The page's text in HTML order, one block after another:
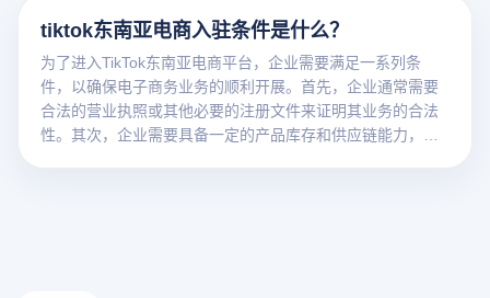
东南亚地区的物流和支付订单。
tiktok东南亚电商入驻条件是什么？
为了进入TikTok东南亚电商平台，企业需要满足一系列条
件，以确保电子商务业务的顺利开展。首先，企业通常需要
合法的营业执照或其他必要的注册文件来证明其业务的合法
性。其次，企业需要具备一定的产品库存和供应链能力，以